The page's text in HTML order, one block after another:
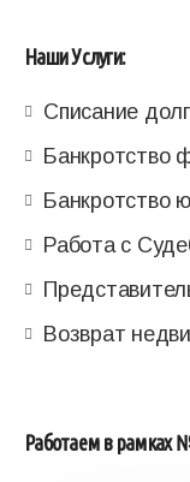
Наши Услуги:
Списание
Банкротство
Банкротство
Работа с
Возврат
Работаем в рамках